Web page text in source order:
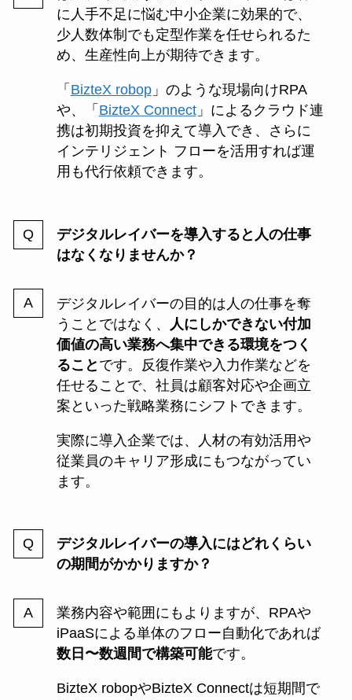
に人手不足に悩む中小企業に効果的で、
少人数体制でも定型作業を任せられるた
め、生産性向上が期待できます。
「 BizteX robop」のような現場向けRPA
や、「 BizteX Connect」によるクラウド連
携は初期投資を抑えて導入でき、さらに
インテリジェント フローを活用すれば運
用も代行依頼できます。
デジタルレイバーを導入すると人の仕事
はなくなりませんか？
デジタルレイバーの目的は人の仕事を奪
うことではなく、
人にしかできない付加
価値の高い業務へ集中できる環境をつく
ること です。反復作業や入力作業などを
任せることで、社員は顧客対応や企画立
案といった戦略業務にシフトできます。
実際に導入企業では、人材の有効活用や
従業員のキャリア形成にもつながってい
ます。
デジタルレイバーの導入にはどれくらい
の期間がかかりますか？
業務内容や範囲にもよりますが、RPAや
iPaaSによる単体のフロー自動化であれば
数日〜数週間で構築可能です。
BizteX robopやBizteX Connectは短期間で